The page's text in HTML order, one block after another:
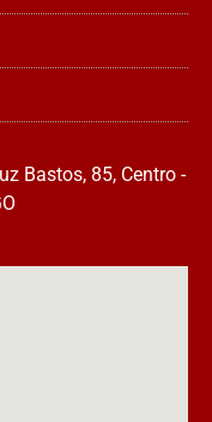
Bastos, 85, Centro -